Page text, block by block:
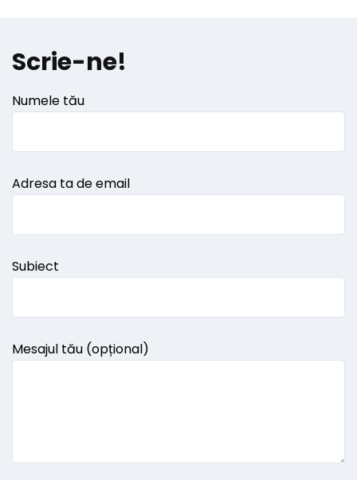
Scrie-ne!
Numele tău
Adresa ta de email
Subiect
Mesajul tău (opțional)